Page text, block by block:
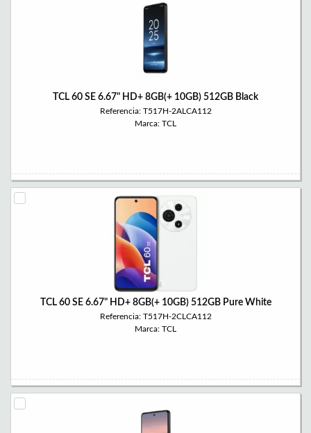
TCL 60 SE 6.67" HD+ 8GB(+ 10GB) 512GB Black
Referencia: T517H-2ALCA112
Marca: TCL
TCL 60 SE 6.67" HD+ 8GB(+ 10GB) 512GB Pure White
Referencia: T517H-2CLCA112
Marca: TCL